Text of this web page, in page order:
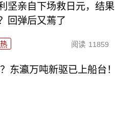
坚亲自下场救日元，结果
回弹后又蔫了
阅读 11859
东瀛万吨新驱已上船台！